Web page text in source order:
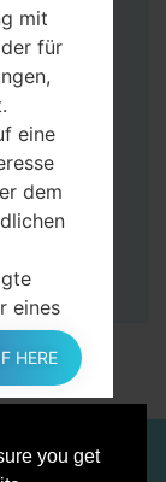
you get
den PC
Ihr Gerät
auf dem
Zeit und
Taste auf.
von PC
mit
für
eine
dem
eines
gerne
HERE